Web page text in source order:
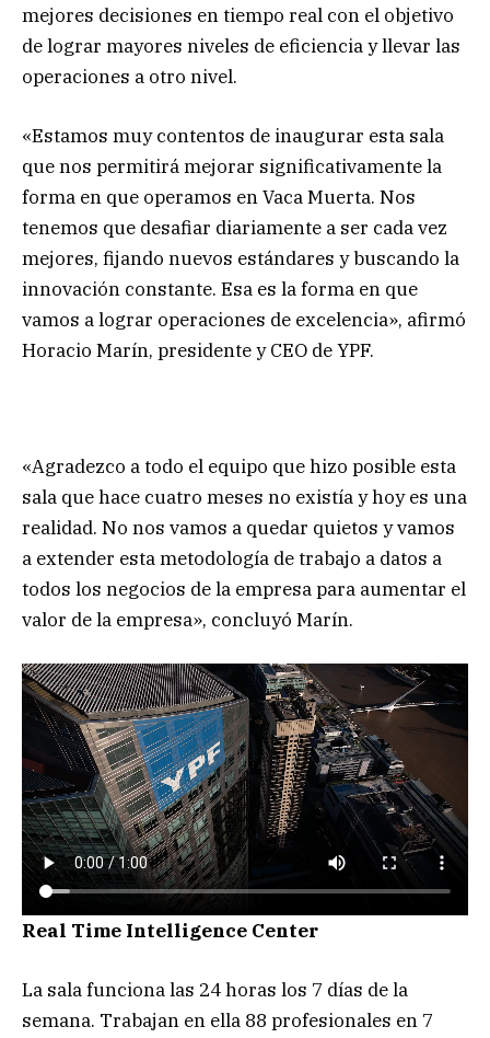
mejores decisiones en tiempo real con el objetivo
de lograr mayores niveles de eficiencia y llevar las
operaciones a otro nivel.
«Estamos muy contentos de inaugurar esta sala
que nos permitirá mejorar significativamente la
forma en que operamos en Vaca Muerta. Nos
tenemos que desafiar diariamente a ser cada vez
mejores, fijando nuevos estándares y buscando la
innovación constante. Esa es la forma en que
vamos a lograr operaciones de excelencia», afirmó
Horacio Marín, presidente y CEO de YPF.
«Agradezco a todo el equipo que hizo posible esta
sala que hace cuatro meses no existía y hoy es una
realidad. No nos vamos a quedar quietos y vamos
a extender esta metodología de trabajo a datos a
todos los negocios de la empresa para aumentar el
valor de la empresa», concluyó Marín.
Real Time Intelligence Center
La sala funciona las 24 horas los 7 días de la
semana. Trabajan en ella 88 profesionales en 7